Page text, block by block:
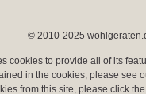
© 2010-2025
cookies to provide all of its
in the cookies, please see
from this site, please click